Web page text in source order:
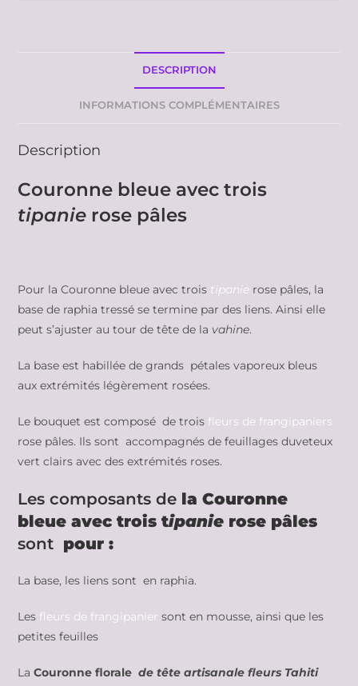
DESCRIPTION
INFORMATIONS COMPLÉMENTAIRES
Description
Couronne bleue avec trois
tipanie rose pâles
Pour la Couronne bleue avec trois tipanie rose pâles, la
base de raphia tressé se termine par des liens. Ainsi elle
peut s’ajuster au tour de tête de la vahine.
La base est habillée de grands pétales vaporeux bleus
aux extrémités légèrement rosées.
Le bouquet est composé de trois fleurs de frangipaniers
rose pâles. Ils sont accompagnés de feuillages duveteux
vert clairs avec des extrémités roses.
Les composants de la Couronne
bleue avec trois tipanie rose pâles
sont pour :
La base, les liens sont en raphia.
Les fleurs de frangipanier sont en mousse, ainsi que les
petites feuilles
LaCouronne floralede tête artisanale fleurs Tahiti